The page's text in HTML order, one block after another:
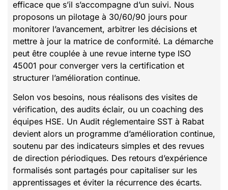
efficace que s’il s’accompagne d’un suivi. Nous
proposons un pilotage à 30/60/90 jours pour
monitorer l’avancement, arbitrer les décisions et
mettre à jour la matrice de conformité. La démarche
peut être couplée à une revue interne type ISO
45001 pour converger vers la certification et
structurer l’amélioration continue.
Selon vos besoins, nous réalisons des visites de
vérification, des audits éclair, ou un coaching des
équipes HSE. Un Audit réglementaire SST à Rabat
devient alors un programme d’amélioration continue,
soutenu par des indicateurs simples et des revues
de direction périodiques. Des retours d’expérience
formalisés sont partagés pour capitaliser sur les
apprentissages et éviter la récurrence des écarts.